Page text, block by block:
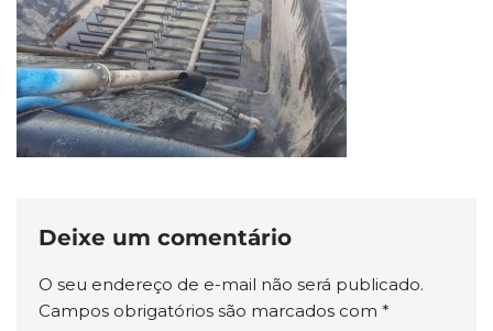
Deixe um comentário
O seu endereço de e-mail não será publicado.
Campos obrigatórios são marcados com *